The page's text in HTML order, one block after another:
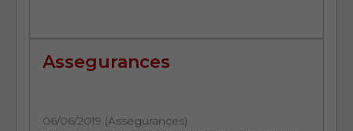
Assegurances
06/06/2019 (Assegurances)